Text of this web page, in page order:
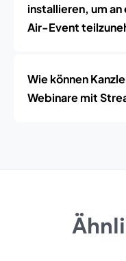
installieren, um
Air-Event
Wie können
Webinare mit